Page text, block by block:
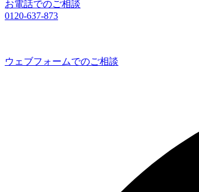
お電話でのご相談
0120-637-873
ウェブフォームでのご相談